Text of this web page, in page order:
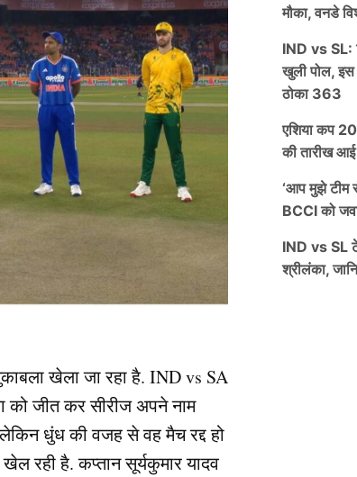
खेला जा रहा है. IND vs SA
को जीत कर सीरीज अपने नाम
धुंध की वजह से वह मैच रद्द हो
रही है. कप्तान सूर्यकुमार यादव
मौका, वनडे
IND vs SL:
खुली पोल, इस
ठोका 363
एशिया कप
की तारीख
‘आप मुझे टीम से
BCCI को
IND vs SL
श्रीलंका,